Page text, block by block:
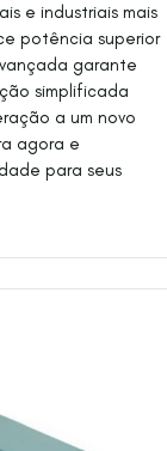
e industriais mais
potência superior
garante
simplificada
a um novo
agora e
para seus